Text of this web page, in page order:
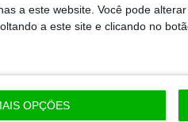
a este website. Você pode
a este site e clicando no
OPÇÕES
a subir por muito
crescimento económico.”